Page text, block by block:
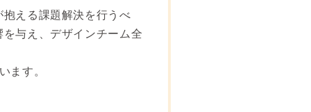
える課題解決を行うべ
与え、デザインチーム全
ます。